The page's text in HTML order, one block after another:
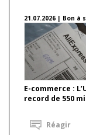
21.07.2026 | Bon à
E-commerce :
record de 550
Réagir